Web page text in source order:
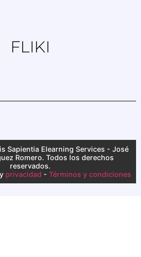
FLIKI
Sapientia Elearning Services - José
Romero. Todos los derechos
reservados.
y privacidad - Términos y condiciones